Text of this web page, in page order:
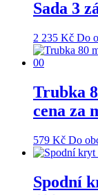
Sada 3
2 235 Kč Do
Trubka
cena za
579 Kč Do
Spodní